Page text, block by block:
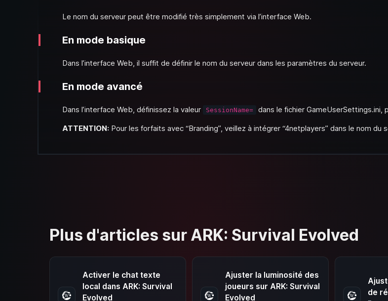
Le nom du serveur peut être modifié très simplement via l’interface Web.
En mode basique
Dans l’interface Web, il suffit de définir le nom du serveur dans les paramètres du serveur.
En mode avancé
Dans l’interface Web, définissez la valeur SessionName=
dans le fichier GameUserSettings.ini,
ATTENTION: Pour les forfaits avec “Branding”, veillez à intégrer “4netplayers” dans le nom du
Plus d'articles sur ARK: Survival Evolved
Activer le chat texte
local dans ARK: Survival
Evolved
Ajuster la luminosité des
joueurs sur ARK: Survival
Evolved
de